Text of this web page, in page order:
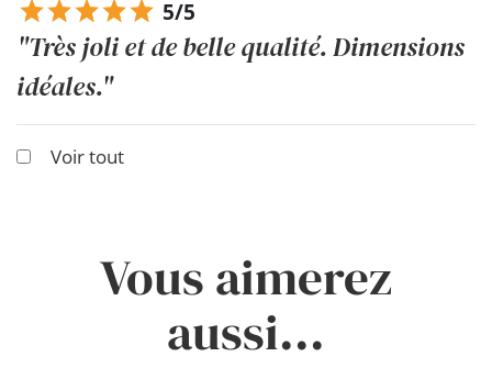
5/5
"Très joli et de belle qualité. Dimensions
idéales."
Voir tout
Vous aimerez
aussi...